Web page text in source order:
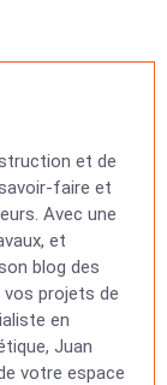
et de
faire et
Avec une
et
blog des
projets de
en
Juan
votre espace